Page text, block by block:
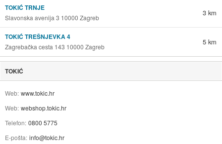
TOKIĆ TRNJE
Slavonska avenija 3 10000 Zagreb
3 km
TOKIĆ TREŠNJEVKA 4
Zagrebačka cesta 143 10000 Zagreb
5 km
TOKIĆ
Web www.tokic.hr
Web webshop.tokic.hr
Telefon 0800 5775
E-pošta info@tokic.hr